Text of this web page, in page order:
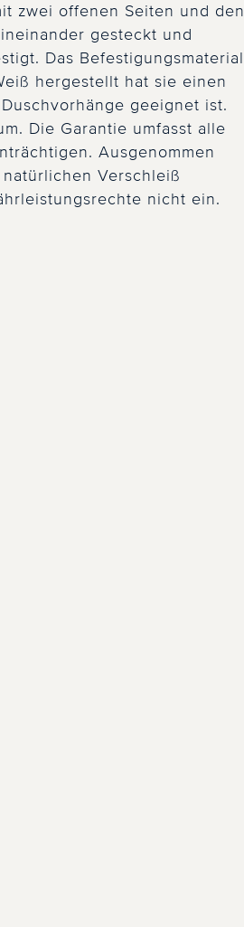
zwei offenen Seiten und den
gesteckt und
Das Befestigungsmaterial
hergestellt hat sie einen
geeignet ist.
Die Garantie umfasst alle
Ausgenommen
Verschleiß
nicht ein.